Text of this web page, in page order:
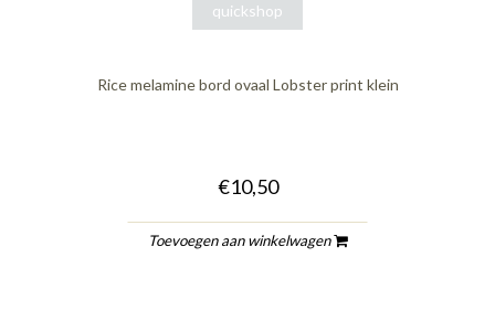
quickshop
Rice melamine bord ovaal Lobster print klein
€10,50
Toevoegen aan winkelwagen